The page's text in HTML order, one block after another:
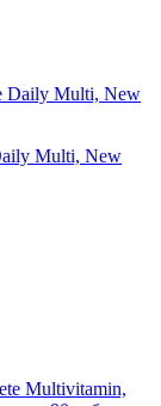
Multi, New